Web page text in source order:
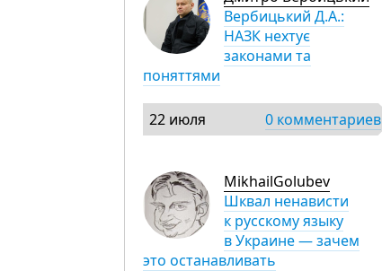
Вербицький Д.А.:
НАЗК нехтує
законами та
поняттями
22 июля 0 комментариев
MikhailGolubev
Шквал ненависти
к русскому языку
в Украине — зачем
это останавливать